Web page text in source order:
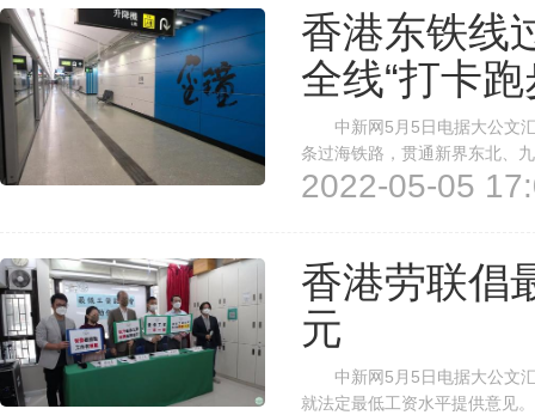
香港东铁线
全线“打卡跑
中新网5月5日电据大公文汇
条过海铁路，贯通新界东北、
的重要里程，港铁5日表示，将
2022-05-05
香港劳联倡
元
中新网5月5日电据大公文汇
就法定最低工资水平提供意见